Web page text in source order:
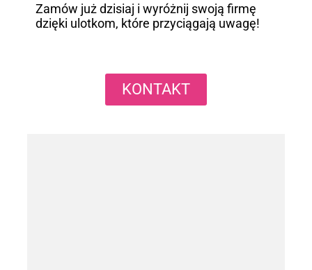
Zamów już dzisiaj i wyróżnij swoją firmę
dzięki ulotkom, które przyciągają uwagę!
KONTAKT